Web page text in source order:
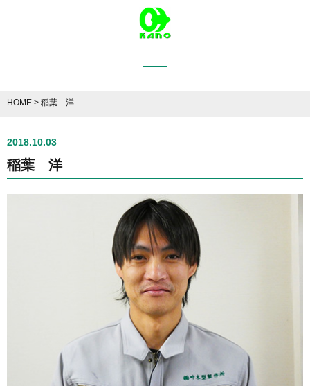
HOME > 稲葉 洋
2018.10.03
稲葉 洋